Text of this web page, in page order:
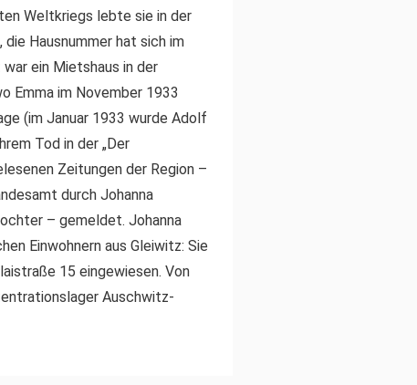
Weltkriegs lebte sie in der
Hausnummer hat sich im
ein Mietshaus in der
Emma im November 1933
(im Januar 1933 wurde Adolf
Tod in der „Der
Zeitungen der Region –
durch Johanna
– gemeldet. Johanna
Einwohnern aus Gleiwitz: Sie
15 eingewiesen. Von
Auschwitz-